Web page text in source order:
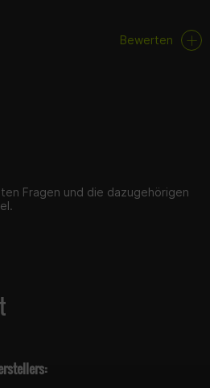
Bewerten
Fragen und die dazugehörigen